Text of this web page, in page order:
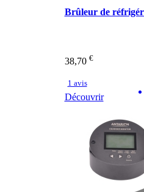
Brûleur de
38,70 €
1 avis
Découvrir